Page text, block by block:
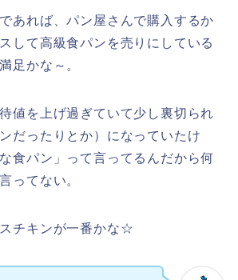
あれば、パン屋さんで購入するか
して高級食パンを売りにしている
足かな～。
値を上げ過ぎていて少し裏切られ
だったりとか）になっていたけ
食パン」って言ってるんだから何
ってない。
チキンが一番かな☆